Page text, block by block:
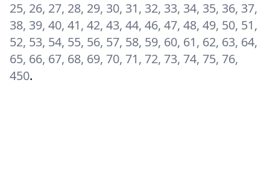
25, 26, 27, 28, 29, 30, 31, 32, 33, 34, 35, 36, 37,
38, 39, 40, 41, 42, 43, 44, 46, 47, 48, 49, 50, 51,
52, 53, 54, 55, 56, 57, 58, 59, 60, 61, 62, 63, 64,
65, 66, 67, 68, 69, 70, 71, 72, 73, 74, 75, 76,
450.